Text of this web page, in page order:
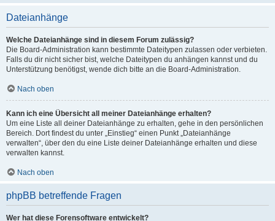
Dateianhänge
Welche Dateianhänge sind in diesem Forum zulässig?
Die Board-Administration kann bestimmte Dateitypen zulassen oder verbieten.
Falls du dir nicht sicher bist, welche Dateitypen du anhängen kannst und du
Unterstützung benötigst, wende dich bitte an die Board-Administration.
Nach oben
Kann ich eine Übersicht all meiner Dateianhänge erhalten?
Um eine Liste all deiner Dateianhänge zu erhalten, gehe in den persönlichen
Bereich. Dort findest du unter „Einstieg“ einen Punkt „Dateianhänge
verwalten“, über den du eine Liste deiner Dateianhänge erhalten und diese
verwalten kannst.
Nach oben
phpBB betreffende Fragen
Wer hat diese Forensoftware entwickelt?